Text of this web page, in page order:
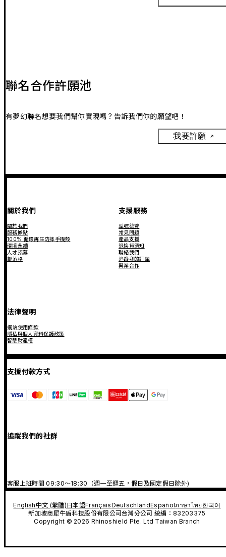
聯名合作許願池
有夢幻聯名想要我們幫你實現嗎？告訴我們你的願望吧！
我要許願
關於我們
關於我們
服務據點
100% 循環再生防摔手機殼
環境永續
人才招募
部落格
支援服務
型號總覽
常見問題
產品支援
退換貨須知
聯絡我們
追蹤我的訂單
異業合作
法律聲明
網站使用條款
隱私與個人資料保護政策
智慧財產權
支援付款方式
追蹤我們的社群
客服上班時間 09:30～18:30（週一至週五，假日及國定假日除外)
English中文 (繁體)日本語FrançaisDeutschlandEspañolภาษาไทย 한국어
新加坡商犀牛盾科技股份有限公司台灣分公司 統編：83203375
Copyright © 2026 Rhinoshield Pte. Ltd Taiwan Branch